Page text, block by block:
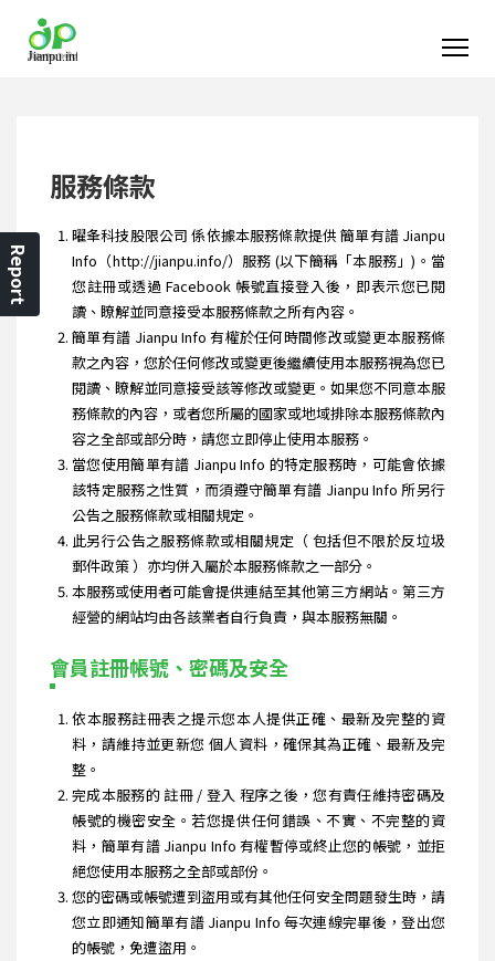
服務條款
曜夆科技股限公司 係依據本服務條款提供 簡單有譜 Jianpu
Info（http://jianpu.info/）服務 (以下簡稱「本服務」)。當
您註冊或透過 Facebook 帳號直接登入後，即表示您已閱
讀、瞭解並同意接受本服務條款之所有內容。
簡單有譜 Jianpu Info 有權於任何時間修改或變更本服務條
款之內容，您於任何修改或變更後繼續使用本服務視為您已
閱讀、瞭解並同意接受該等修改或變更。如果您不同意本服
務條款的內容，或者您所屬的國家或地域排除本服務條款內
容之全部或部分時，請您立即停止使用本服務。
當您使用簡單有譜 Jianpu Info 的特定服務時，可能會依據
該特定服務之性質，而須遵守簡單有譜 Jianpu Info 所另行
公告之服務條款或相關規定。
此另行公告之服務條款或相關規定（ 包括但不限於反垃圾
郵件政策 ）亦均併入屬於本服務條款之一部分。
本服務或使用者可能會提供連結至其他第三方網站。第三方
經營的網站均由各該業者自行負責，與本服務無關。
會員註冊帳號、密碼及安全
依本服務註冊表之提示您本人提供正確、最新及完整的資
料，請維持並更新您 個人資料，確保其為正確、最新及完
整。
完成本服務的 註冊 / 登入 程序之後，您有責任維持密碼及
帳號的機密安全。若您提供任何錯誤、不實、不完整的資
料，簡單有譜 Jianpu Info 有權暫停或終止您的帳號，並拒
絕您使用本服務之全部或部份。
您的密碼或帳號遭到盜用或有其他任何安全問題發生時，請
您立即通知簡單有譜 Jianpu Info 每次連線完畢後，登出您
的帳號，免遭盜用。
Report